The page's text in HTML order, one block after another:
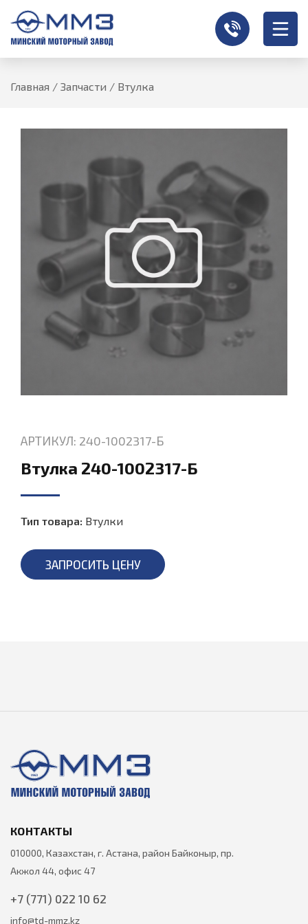
Главная / Запчасти / Втулка
АРТИКУЛ: 240-1002317-Б
Втулка 240-1002317-Б
Тип товара: Втулки
ЗАПРОСИТЬ ЦЕНУ
КОНТАКТЫ
010000, Казахстан, г. Астана, район Байконыр, пр.
Акжол 44, офис 47
+7 (771) 022 10 62
info@td-mmz.kz